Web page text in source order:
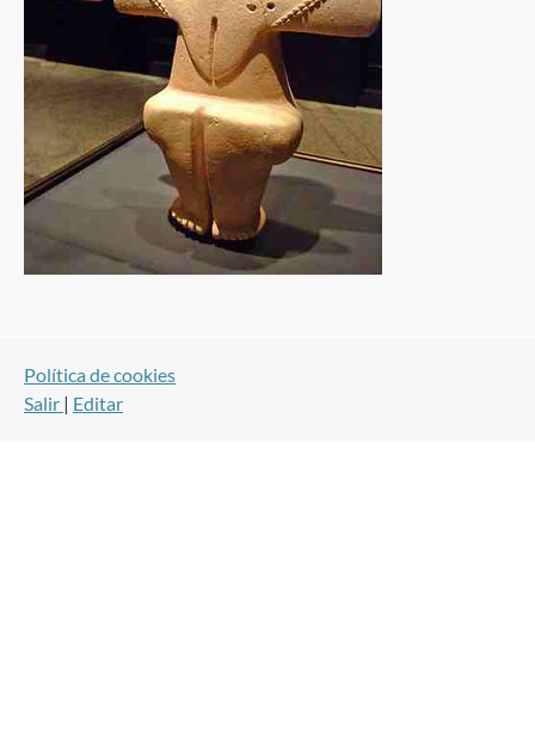
Política de cookies
Salir | Editar